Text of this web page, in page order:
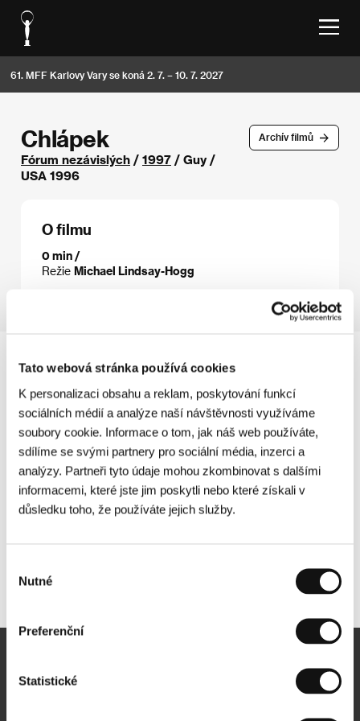
Tato webová stránka používá cookies
K personalizaci obsahu a reklam, poskytování funkcí
sociálních médií a analýze naší návštěvnosti využíváme
soubory cookie. Informace o tom, jak náš web používáte,
sdílíme se svými partnery pro sociální média, inzerci a
analýzy. Partneři tyto údaje mohou zkombinovat s dalšími
informacemi, které jste jim poskytli nebo které získali v
důsledku toho, že používáte jejich služby.
souhlasu
Nutné
Preferenční
Statistické
61. MFF Karlovy Vary se koná 2. 7. – 10. 7. 2027
Archív filmů
Chlápek
Fórum nezávislých / 1997 / Guy /
USA 1996
O filmu
0 min /
Režie Michael Lindsay-Hogg